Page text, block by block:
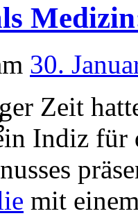
30.
Zeit
Indiz für
mit